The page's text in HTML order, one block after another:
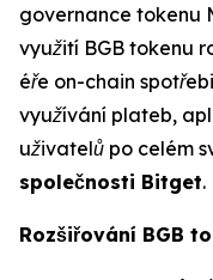
governance tokenu
využití BGB tokenu
éře on-chain
využívání plateb,
uživatelů po celém
společnosti Bitget.
Rozšiřování BGB